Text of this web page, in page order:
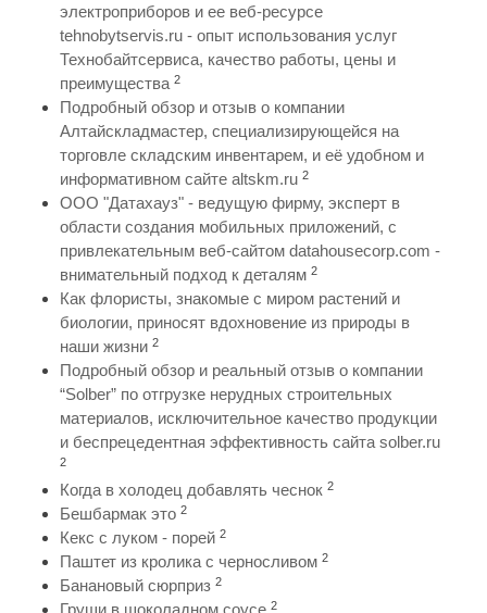
электроприборов и ее веб-ресурсе
tehnobytservis.ru - опыт использования услуг
Технобайтсервиса, качество работы, цены и
преимущества 2
Подробный обзор и отзыв о компании
Алтайскладмастер, специализирующейся на
торговле складским инвентарем, и её удобном и
информативном сайте altskm.ru 2
ООО "Датахауз" - ведущую фирму, эксперт в
области создания мобильных приложений, с
привлекательным веб-сайтом datahousecorp.com -
внимательный подход к деталям 2
Как флористы, знакомые с миром растений и
биологии, приносят вдохновение из природы в
наши жизни 2
Подробный обзор и реальный отзыв о компании
“Solber” по отгрузке нерудных строительных
материалов, исключительное качество продукции
и беспрецедентная эффективность сайта solber.ru
2
Когда в холодец добавлять чеснок 2
Бешбармак это 2
Кекс с луком - порей 2
Паштет из кролика с черносливом 2
Банановый сюрприз 2
2